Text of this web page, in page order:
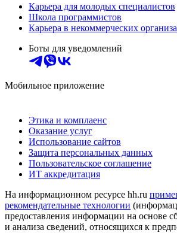
Карьера для молодых специалистов
Школа программистов
Карьера в некоммерческих
Боты для уведомлений
Мобильное приложение
Этика и комплаенс
Оказание услуг
Использование сайтов
Защита персональных данных
Пользовательское соглашение
ИТ аккредитация
На информационном ресурсе hh.ru
рекомендательные технологии
предоставления информации на основе
и анализа сведений, относящихся к